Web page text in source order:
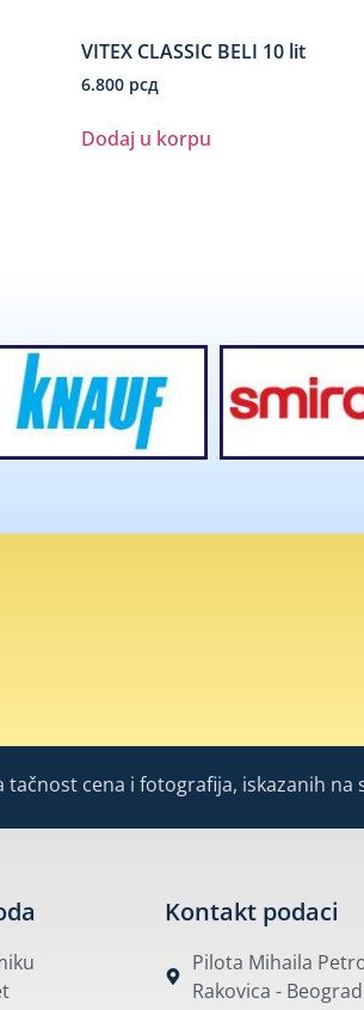
VITEX CLASSIC BELI 10 lit
6.800 рсд
Dodaj u korpu
cena i fotografija, iskazanih
Kontakt podaci
Pilota Mihaila
Rakovica - Beograd